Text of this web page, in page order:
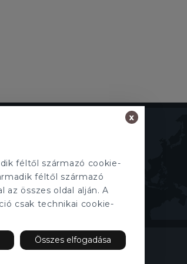
,Thaiföld,San Marino
önállóan működik.
féltől származó cookie-
féltől származó
az összes oldal alján. A
csak technikai cookie-
x
Összes elfogadása